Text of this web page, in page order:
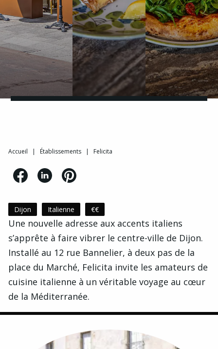
Accueil | Établissements | Felicita
Dijon Italienne €€
Une nouvelle adresse aux accents italiens
s’apprête à faire vibrer le centre-ville de Dijon.
Installé au 12 rue Bannelier, à deux pas de la
place du Marché, Felicita invite les amateurs de
cuisine italienne à un véritable voyage au cœur
de la Méditerranée.